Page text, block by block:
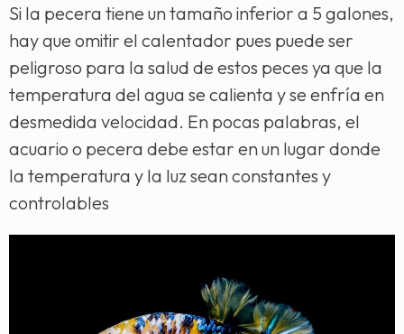
Si la pecera tiene un tamaño inferior a 5 galones,
hay que omitir el calentador pues puede ser
peligroso para la salud de estos peces ya que la
temperatura del agua se calienta y se enfría en
desmedida velocidad. En pocas palabras, el
acuario o pecera debe estar en un lugar donde
la temperatura y la luz sean constantes y
controlables